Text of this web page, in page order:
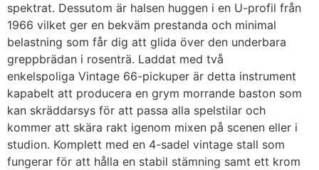
spektrat. Dessutom är halsen huggen i en U-profil från
1966 vilket ger en bekväm prestanda och minimal
belastning som får dig att glida över den underbara
greppbrädan i rosenträ. Laddat med två
enkelspoliga Vintage 66-pickuper är detta instrument
kapabelt att producera en grym morrande baston som
kan skräddarsys för att passa alla spelstilar och
kommer att skära rakt igenom mixen på scenen eller i
studion. Komplett med en 4-sadel vintage stall som
fungerar för att hålla en stabil stämning samt ett krom